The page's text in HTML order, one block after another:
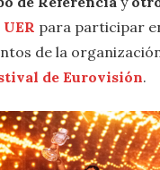
UER para participar
de la
de Eurovisión.